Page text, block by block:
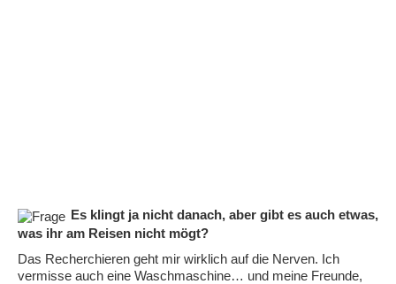
Es klingt ja nicht danach, aber gibt es auch etwas,
was ihr am Reisen nicht mögt?
Das Recherchieren geht mir wirklich auf die Nerven. Ich
vermisse auch eine Waschmaschine… und meine Freunde,